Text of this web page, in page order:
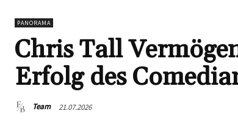
PANORAMA
Chris Tall
Erfolg des
Team 21.07.2026